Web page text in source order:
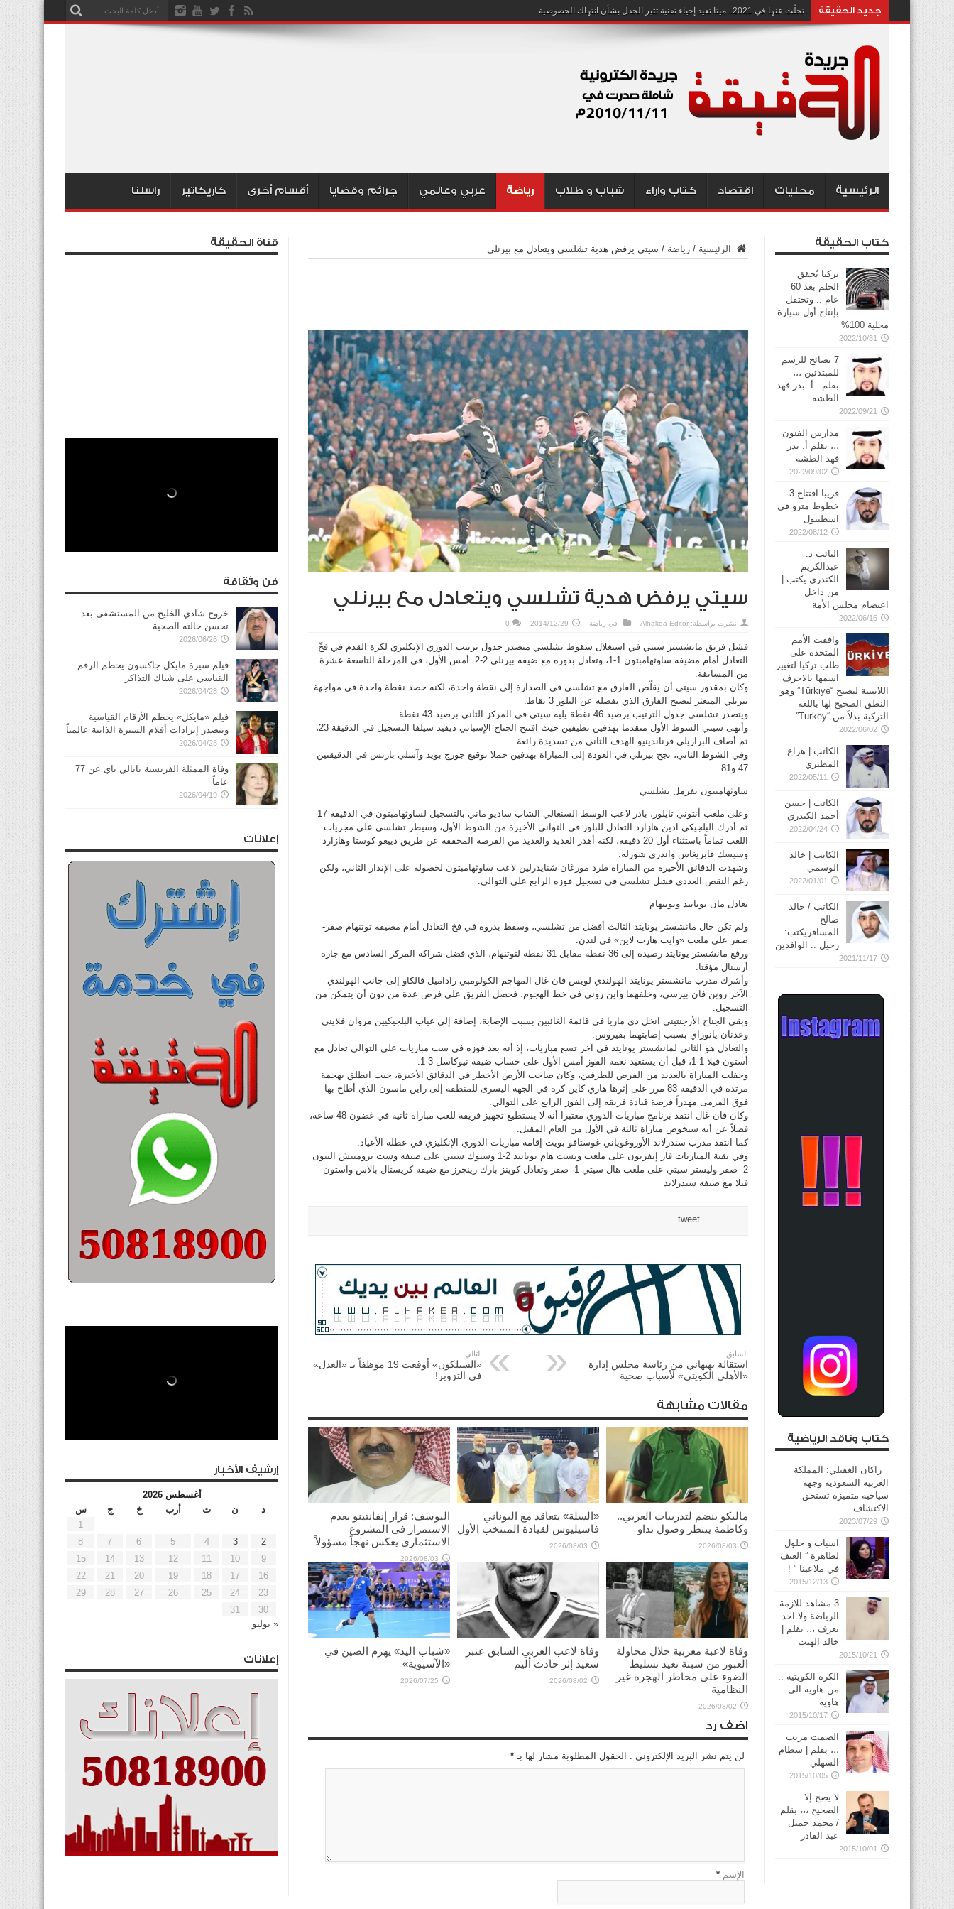
جديد الحقيقة تخلّت عنها في 2021.. ميتا تعيد إحياء تقنية تثير الجدل بشأن انتهاك الخصوصية
الرئيسية محليات اقتصاد كتاب وآراء شباب و طلاب رياضة عربي وعالمي جرائم وقضايا أقسام أخرى كاريكاتير راسلنا
الرئيسية / رياضة / سيتي يرفض هدية تشلسي ويتعادل مع بيرنلي
سيتي يرفض هدية تشلسي ويتعادل مع بيرنلي
نشرت بواسطة: Alhakea Editor في رياضة 2014/12/29
0
فشل فريق مانشستر سيتي في استغلال سقوط تشلسي متصدر جدول ترتيب الدوري الإنكليزي لكرة القدم في فخّ
التعادل أمام مضيفه ساوثهامبتون 1-1، وتعادل بدوره مع ضيفه بيرنلي 2-2 أمس الأول، في المرحلة التاسعة عشرة
من المسابقة.
وكان بمقدور سيتي أن يقلّص الفارق مع تشلسي في الصدارة إلى نقطة واحدة، لكنه حصد نقطة واحدة في مواجهة
بيرنلي المتعثر ليصبح الفارق الذي يفصله عن البلوز 3 نقاط.
ويتصدر تشلسي جدول الترتيب برصيد 46 نقطة يليه سيتي في المركز الثاني برصيد 43 نقطة.
وأنهى سيتي الشوط الأول متقدما بهدفين نظيفين حيث افتتح الجناح الإسباني ديفيد سيلفا التسجيل في الدقيقة 23،
ثم أضاف البرازيلي فرناندينيو الهدف الثاني من تسديدة رائعة.
وفي الشوط الثاني، نجح بيرنلي في العودة إلى المباراة بهدفين حملا توقيع جورج بويد وآشلي بارنس في الدقيقتين
47 و81.
ساوثهامبتون يفرمل تشلسي
وعلى ملعب أنتوني تايلور، بادر لاعب الوسط السنغالي الشاب ساديو ماني بالتسجيل لساوثهامبتون في الدقيقة 17
ثم أدرك البلجيكي ادين هازارد التعادل للبلوز في الثواني الأخيرة من الشوط الأول، وسيطر تشلسي على مجريات
اللعب تماماً باستثناء أول 20 دقيقة، لكنه أهدر العديد والعديد من الفرصة المحققة عن طريق دييغو كوستا وهازارد
وسيسك فابريغاس واندري شورله.
وشهدت الدقائق الأخيرة من المباراة طرد مورغان شنايدرلين لاعب ساوثهامبتون لحصوله على الإنذار الثاني، ولكن
رغم النقص العددي فشل تشلسي في تسجيل فوزه الرابع على التوالي.
تعادل مان يونايتد وتوتنهام
ولم تكن حال مانشستر يونايتد الثالث أفضل من تشلسي، وسقط بدروه في فخ التعادل أمام مضيفه توتنهام صفر-
صفر على ملعب «وايت هارت لاين» في لندن.
ورفع مانشستر يونايتد رصيده إلى 36 نقطة مقابل 31 نقطة لتوتنهام، الذي فضل شراكة المركز السادس مع جاره
أرسنال مؤقتا.
وأشرك مدرب مانشستر يونايتد الهولندي لويس فان غال المهاجم الكولومبي راداميل فالكاو إلى جانب الهولندي
الآخر روبن فان بيرسي، وخلفهما واين روني في خط الهجوم، فحصل الفريق على فرص عدة من دون أن يتمكن من
التسجيل.
وبقي الجناح الأرجنتيني انخل دي ماريا في قائمة الغائبين بسبب الإصابة، إضافة إلى غياب البلجيكيين مروان فلايني
وعدنان يانوزاي بسبب إصابتهما بفيروس.
والتعادل هو الثاني لمانشستر يونايتد في آخر تسع مباريات، إذ أنه بعد فوزه في ست مباريات على التوالي تعادل مع
أستون فيلا 1-1، قبل أن يستعيد نغمة الفوز أمس الأول على حساب ضيفه نيوكاسل 3-1.
وحفلت المباراة بالعديد من الفرص للطرفين، وكان صاحب الأرض الأخطر في الدقائق الأخيرة، حيث انطلق بهجمة
مرتدة في الدقيقة 83 مرر على إثرها هاري كاين كرة في الجهة اليسرى للمنطقة إلى راين ماسون الذي أطاح بها
فوق المرمى مهدراً فرصة قيادة فريقه إلى الفوز الرابع على التوالي.
وكان فان غال انتقد برنامج مباريات الدوري معتبرا أنه لا يستطيع تجهيز فريقه للعب مباراة ثانية في غضون 48 ساعة،
فضلاً عن أنه سيخوض مباراة ثالثة في الأول من العام المقبل.
كما انتقد مدرب سندرلاند الأوروغوياني غوستافو بويت إقامة مباريات الدوري الإنكليزي في عطلة الأعياد.
وفي بقية المباريات فاز إيفرتون على ملعب ويست هام يونايتد 2-1 وستوك سيتي على ضيفه وست بروميتش البيون
2- صفر وليستر سيتي على ملعب هال سيتي 1- صفر وتعادل كوينز بارك رينجرز مع ضيفه كريستال بالاس واستون
فيلا مع ضيفه سندرلاند
tweet
السابق:
استقالة بهبهاني من رئاسة مجلس إدارة
«الأهلي الكويتي» لأسباب صحية
التالي:
«السيلكون» أوقعت 19 موظفاً بـ «العدل»
في التزوير!
مقالات مشابهة
ماليكو ينضم لتدريبات العربي..
وكاظمة ينتظر وصول نداو
2026/08/03
«السلة» يتعاقد مع اليوناني
فاسيليوس لقيادة المنتخب الأول
2026/08/03
اليوسف: قرار إنفانتينو بعدم
الاستمرار في المشروع
الاستثماري يعكس نهجاً مسؤولاً
2026/08/03
وفاة لاعبة مغربية خلال محاولة
العبور من سبتة تعيد تسليط
الضوء على مخاطر الهجرة غير
النظامية
2026/08/02
وفاة لاعب العربي السابق عنبر
سعيد إثر حادث أليم
2026/08/02
«شباب اليد» يهزم الصين في
«الآسيوية»
2026/07/25
اضف رد
لن يتم نشر البريد الإلكتروني . الحقول المطلوبة مشار لها بـ *
الإسم *
كتاب الحقيقة
تركيا تُحقق
الحلم بعد 60
عام .. وتحتفل
بإنتاج أول سيارة
محلية 100%
2022/10/31
7 نصائح للرسم
للمبتدئين ،،،
بقلم : أ. بدر فهد
الطشه
2022/09/21
مدارس الفنون
،،، بقلم أ. بدر
فهد الطشه
2022/09/02
قريبا افتتاح 3
خطوط مترو في
2022/08/12
النائب د.
عبدالكريم
الكندري يكتب |
من داخل
اعتصام مجلس الأمة
2022/06/16
وافقت الأمم
المتحدة على
طلب تركيا لتغيير
اسمها بالاحرف
اللاتينية ليصبح “Türkiye” وهو
النطق الصحيح لها باللغة
التركية بدلاً من “Turkey”
2022/06/02
الكاتب | هزاع
المطيري
2022/05/11
الكاتب | حسن
أحمد الكندري
2022/04/24
الكاتب | خالد
الوسمي
2022/01/01
الكاتب / خالد
صالح
المسافريكتب:
رحيل .. الوافدين
2021/11/17
كتاب وناقد الرياضية
راكان الغفيلي: المملكة
العربية السعودية وجهة
سياحية متميزة تستحق
الاكتشاف
2023/07/29
اسباب و حلول
لظاهرة ” العنف
في ملاعبنا ” !
2015/12/13
3 مشاهد للازمة
الرياضة ولا احد
يعرف ،،، بقلم |
خالد الهيت
2015/10/21
الكرة الكويتية ..
من هاويه الى
هاويه
2015/10/17
الصمت مريب
،،، بقلم | سطام
السهلي
2015/10/05
لا يصح إلا
الصحيح ،،، بقلم
/ محمد جميل
عبد القادر
2015/10/01
قناة الحقيقة
فن وثقافة
خروج شادي الخليج من المستشفى بعد
تحسن حالته الصحية
2026/06/26
فيلم سيرة مايكل جاكسون يحطم الرقم
القياسي على شباك التذاكر
2026/04/28
فيلم «مايكل» يحطم الأرقام القياسية
ويتصدر إيرادات أفلام السيرة الذاتية عالمياً
2026/04/28
وفاة الممثلة الفرنسية ناتالي باي عن 77
عاماً
2026/04/19
إعلانات
إرشيف الأخبار
أغسطس 2026
د
ن ث أرب خ ج
س
1
2
3
4
5
6
7
8
9
10
11
12
13
14
15
16
17
18
19
20
21
22
23
24
25
26
27
28
29
30
31
« يوليو
إعلانات